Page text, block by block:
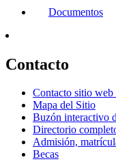
Documentos
Contacto
Contacto sitio
Mapa del Sitio
Buzón interactivo
Directorio
Admisión,
Becas